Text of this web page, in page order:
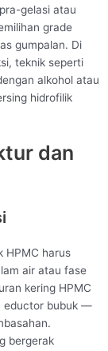
gelasi atau
grade
gumpalan. Di
teknik seperti
alkohol atau
hidrofilik
dan
HPMC harus
air atau fase
kering HPMC
eductor bubuk —
bergerak